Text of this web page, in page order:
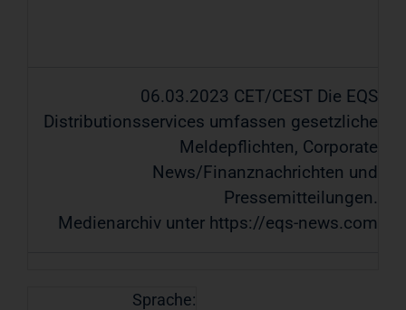
06.03.2023 CET/CEST Die EQS
Distributionsservices umfassen gesetzliche
Meldepflichten, Corporate
News/Finanznachrichten und
Pressemitteilungen.
Medienarchiv unter https://eqs-news.com
Sprache: